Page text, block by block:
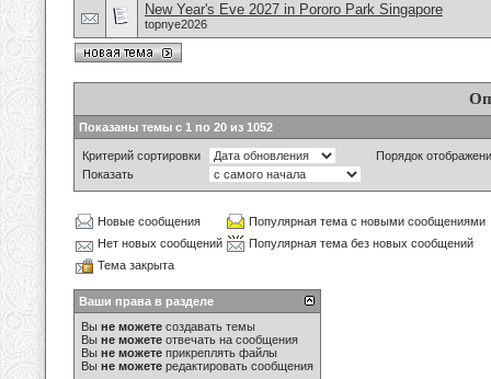
New Year's Eve 2027 in Pororo Park Singapore
topnye2026
Показаны темы с 1 по 20 из 1052
Критерий сортировки
Порядок
Показать
Новые сообщения
Популярная тема с новыми сообщениями
Нет новых сообщений
Популярная тема без новых сообщений
Тема закрыта
Ваши права в разделе
Вы не можете создавать темы
Вы не можете отвечать на сообщения
Вы не можете прикреплять файлы
Вы не можете редактировать сообщения